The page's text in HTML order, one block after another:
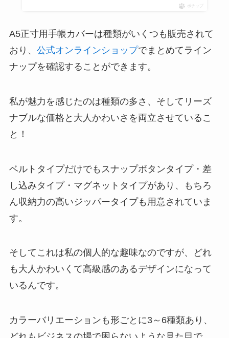
ポチップ
A5正寸用手帳カバーは種類がいくつも販売されて
おり、 公式オンラインショップでまとめてライン
ナップを確認することができます。
私が魅力を感じたのは種類の多さ、そしてリーズ
ナブルな価格と大人かわいさを両立させているこ
と！
ベルトタイプだけでもスナップボタンタイプ・差
し込みタイプ・マグネットタイプがあり、もちろ
ん収納力の高いジッパータイプも用意されていま
す。
そしてこれは私の個人的な趣味なのですが、どれ
も大人かわいくて高級感のあるデザインになって
いるんです。
カラーバリエーションも形ごとに3～6種類あり、